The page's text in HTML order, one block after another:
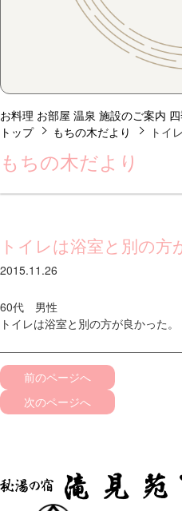
お料理 お部屋 温泉 施設のご案内
トップ
もちの木だより トイ
もちの木だより
トイレは浴室と別の方
2015.11.26
60代 男性
トイレは浴室と別の方が良かった。
前のページへ
次のページへ